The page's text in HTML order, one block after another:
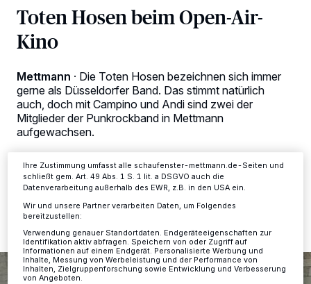
Toten Hosen beim Open-Air-
Kino
Mettmann · Die Toten Hosen bezeichnen sich immer
gerne als Düsseldorfer Band. Das stimmt natürlich
auch, doch mit Campino und Andi sind zwei der
Mitglieder der Punkrockband in Mettmann
aufgewachsen.
16.07.2019 , 14:45 Uhr 2 Minuten Lesezeit
Wir und unsere218 -Partner speichern und greifen auf
personenbezogene Daten wie Browserdaten oder eindeutige
Kennungen auf Ihrem Gerät zu. Durch Auswahl von OK aktivieren Sie
Zwecke. Wenn Tracker deaktiviert sind, sind manche Inhalte und
Anzeigen möglicherweise nicht mehr so relevant für Sie. Sie können
dieses Menü jederzeit wieder aufrufen, um Ihre Einstellungen zu
ändern oder Ihre Einwilligung zu widerrufen, indem Sie auf den Link
Einstellungen oder Ablehnen am unteren Rand der Webseite klicken.
Ihre Einstellungen gelten innerhalb unseres Website. Weitere
Ihre Zustimmung umfasst alle schaufenster-mettmann.de-Seiten und
schließt gem. Art. 49 Abs. 1 S. 1 lit. a DSGVO auch die
Datenverarbeitung außerhalb des EWR, z.B. in den USA ein.
Wir und unsere Partner verarbeiten Daten, um Folgendes
bereitzustellen:
Verwendung genauer Standortdaten. Endgeräteeigenschaften zur
Identifikation aktiv abfragen. Speichern von oder Zugriff auf
Informationen auf einem Endgerät. Personalisierte Werbung und
Inhalte, Messung von Werbeleistung und der Performance von
Inhalten, Zielgruppenforschung sowie Entwicklung und Verbesserung
von Angeboten.